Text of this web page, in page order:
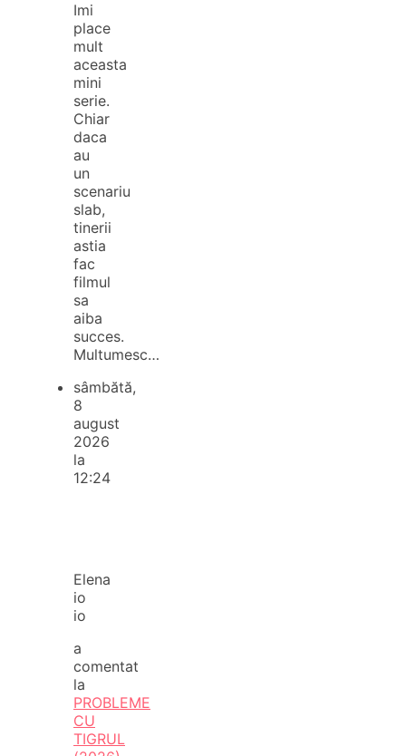
Imi
place
mult
aceasta
mini
serie.
Chiar
daca
au
un
scenariu
slab,
tinerii
astia
fac
filmul
sa
aiba
succes.
Multumesc…
sâmbătă,
8
august
2026
la
12:24
Elena
io
io
a
comentat
la
PROBLEME
CU
TIGRUL